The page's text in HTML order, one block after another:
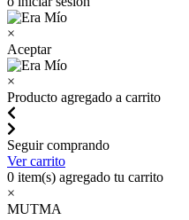
×
Aceptar
×
Producto agregado a carrito
Seguir comprando
Ver carrito
0 item(s) agregado tu carrito
×
MUTMA